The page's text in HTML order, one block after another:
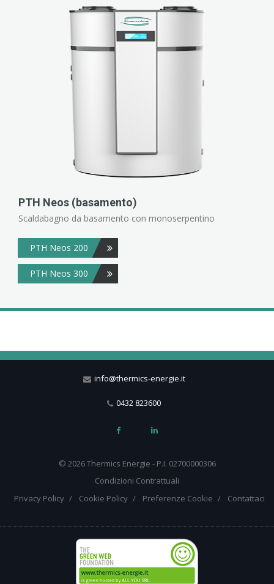
PTH Neos (basamento)
Scaldabagno da basamento con monoserpentino
PTH Neos 200
PTH Neos 300
info@thermics-energie.it
0432 823600
© 2026 Thermics Energie - P.I. 02700000306
Condizioni Contrattuali
Privacy Policy
Cookie Policy Preferenze Cookie Contattaci